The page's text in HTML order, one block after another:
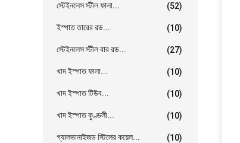
স্টেইনলেস স্টীল ফালা... (52)
ইস্পাত তারের রড... (10)
স্টেইনলেস স্টীল বার রড... (27)
খাদ ইস্পাত ফালা... (10)
খাদ ইস্পাত টিউব... (10)
খাদ ইস্পাত কুণ্ডলী... (10)
গ্যালভানাইজড স্টিলের কয়েল... (10)